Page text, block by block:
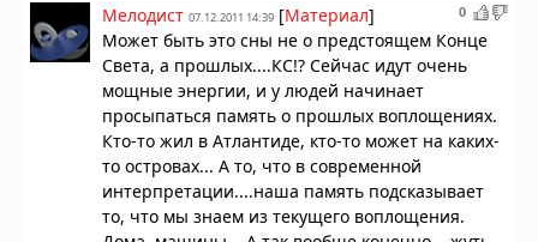
0
Мелодист 07.12.2011 14:39 [Материал]
Может быть это сны не о предстоящем Конце
Света, а прошлых....КС!? Сейчас идут очень
мощные энергии, и у людей начинает
просыпаться память о прошлых воплощениях.
Кто-то жил в Атлантиде, кто-то может на каких-
то островах... А то, что в современной
интерпретации....наша память подсказывает
то, что мы знаем из текущего воплощения.